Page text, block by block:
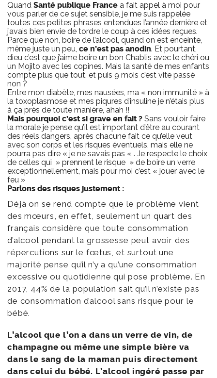
Quand Santé publique France a fait appel à moi pour
vous parler de ce sujet sensible, je me suis rappelée
toutes ces petites phrases entendues l’année dernière et
j’avais bien envie de tordre le coup à ces idées reçues.
Parce que non, boire de l’alcool, quand on est enceinte,
même juste un peu, ce n’est pas anodin. Et pourtant,
dieu c’est que j’aime boire un bon Chablis avec le chéri ou
un Mojito avec les copines. Mais la santé de mes enfants
compte plus que tout, et puis 9 mois c’est vite passé
non ?
Entre mon diabète, mes nausées, ma « non immunité » à
la toxoplasmose et mes piqures d’insuline je n’étais plus
à ça près de toute manière, ahah !!
Mais pourquoi c’est si grave en fait ? Sans vouloir faire
la morale je pense qu’il est important d’être au courant
des réels dangers, après chacune fait ce qu’elle veut
avec son corps et les risques éventuels, mais elle ne
pourra pas dire « je ne savais pas « . Je respecte le choix
de celles qui » prennent le risque » de boire un verre
exceptionnellement, mais pour moi c’est « jouer avec le
feu »
Parlons des risques justement :
Déjà on se rend compte que le problème vient
des mœurs, en effet, seulement un quart des
français considère que toute consommation
d’alcool pendant la grossesse peut avoir des
répercutions sur le fœtus, et surtout une
majorité pense qu’il n’y a qu’une consommation
excessive ou quotidienne qui pose problème. En
2017, 44% de la population sait qu’il n’existe pas
de consommation d’alcool sans risque pour le
bébé.
L’alcool que l’on a dans un verre de vin, de
champagne ou même une simple bière va
dans le sang de la maman puis directement
dans celui du bébé. L’alcool ingéré passe par